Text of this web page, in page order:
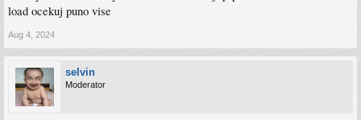
load ocekuj puno vise
Aug 4, 2024
selvin
Moderator